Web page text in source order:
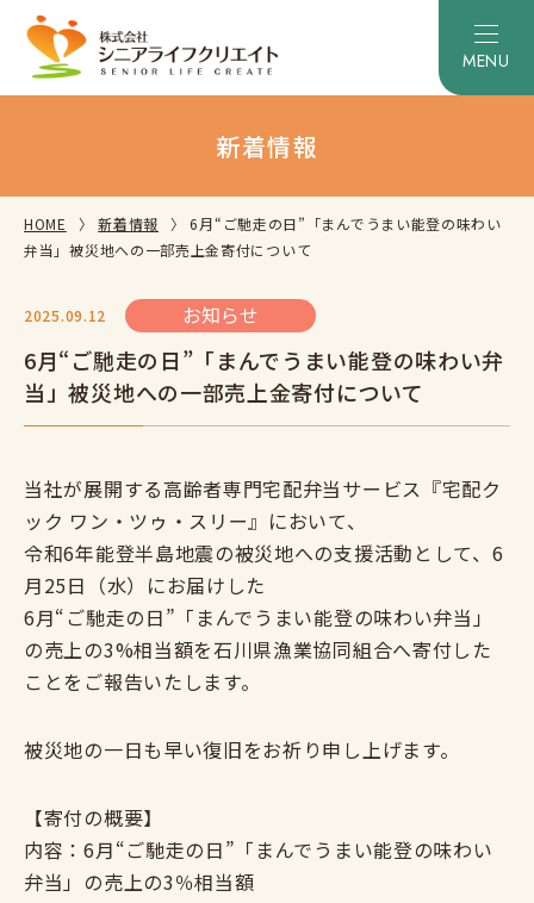
新着情報
HOME 新着情報
6月“ご馳走の日”「まんでうまい能登の味わい
弁当」被災地への一部売上金寄付について
2025.09.12 お知らせ
6月“ご馳走の日”「まんでうまい能登の味わい弁
当」被災地への一部売上金寄付について
当社が展開する高齢者専門宅配弁当サービス『宅配ク
ック ワン・ツゥ・スリー』において、
令和6年能登半島地震の被災地への支援活動として、6
月25日（水）にお届けした
6月“ご馳走の日”「まんでうまい能登の味わい弁当」
の売上の3%相当額を石川県漁業協同組合へ寄付した
ことをご報告いたします。
被災地の一日も早い復旧をお祈り申し上げます。
【寄付の概要】
内容：6月“ご馳走の日”「まんでうまい能登の味わい
弁当」の売上の3％相当額